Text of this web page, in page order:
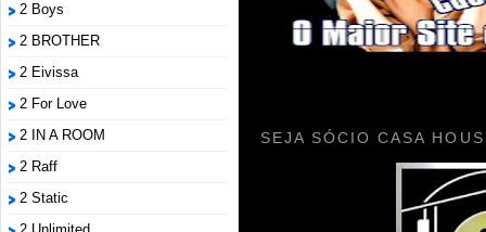
2 Boys
2 BROTHER
2 Eivissa
2 For Love
2 IN A ROOM
2 Raff
2 Static
SEJA SÓCIO CASA